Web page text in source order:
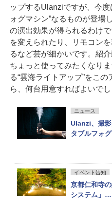
ップするUlanziですが、今
ォグマシン”なるものが登場
の演出効果が得られるわけ
を変えられたり、リモコン
るなど芸が細かいです。紹
ちょっと使ってみたくなり
る“雲海ライトアップ”をこ
ら、何台用意すればよいでし
ニュース
Ulanzi、撮
タブルフォ
イベント告知
京都仁和寺
システム」…